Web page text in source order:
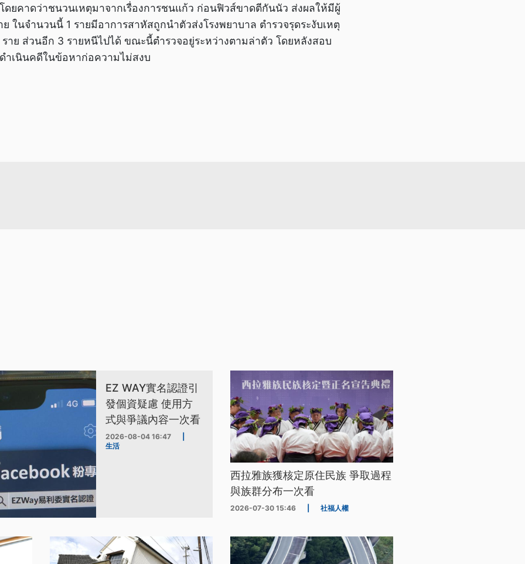
ดยคาดว่าชนวนเหตุมาจากเรื่องการชนแก้ว ก่อนฟิวส์ขาดตีกันนัว ส่งผลให้มีผู้
ย ในจำนวนนี้ 1 รายมีอาการสาหัสถูกนำตัวส่งโรงพยาบาล ตำรวจรุดระงับเหตุ
าย ส่วนอีก 3 รายหนีไปได้ ขณะนี้ตำรวจอยู่ระหว่างตามล่าตัว โดยหลังสอบ
ำเนินคดีในข้อหาก่อความไม่สงบ
EZ WAY實名認證引
發個資疑慮 使用方
式與爭議內容一次看
2026-08-04 16:47
生活
西拉雅族獲核定原住民族 爭取過程
與族群分布一次看
2026-07-30 15:46 社福人權